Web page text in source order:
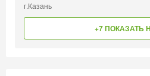
г.Казань
+7 ПОКАЗАТЬ